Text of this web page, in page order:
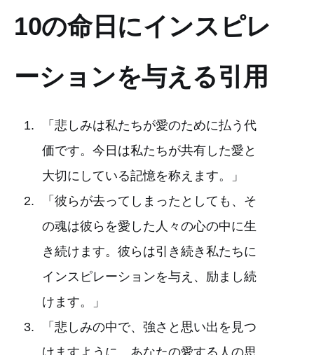
10の命日にインスピレ
ーションを与える引用
「悲しみは私たちが愛のために払う代
価です。今日は私たちが共有した愛と
大切にしている記憶を称えます。」
「彼らが去ってしまったとしても、そ
の魂は彼らを愛した人々の心の中に生
き続けます。彼らは引き続き私たちに
インスピレーションを与え、励まし続
けます。」
「悲しみの中で、強さと思い出を見つ
けますように。あなたの愛する人の思